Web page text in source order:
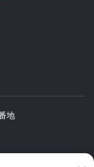
地